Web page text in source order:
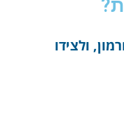
לחרמון, ולצידו